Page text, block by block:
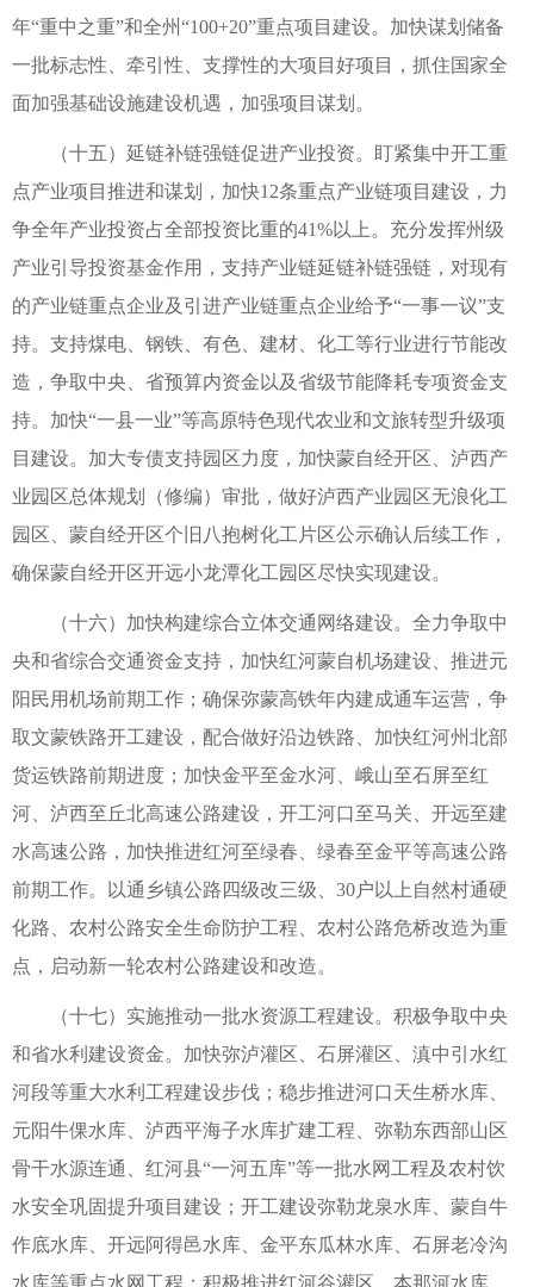
年“重中之重”和全州“100+20”重点项目建设。加快谋划储备
一批标志性、牵引性、支撑性的大项目好项目，抓住国家全
面加强基础设施建设机遇，加强项目谋划。
（十五）延链补链强链促进产业投资。盯紧集中开工重
点产业项目推进和谋划，加快12条重点产业链项目建设，力
争全年产业投资占全部投资比重的41%以上。充分发挥州级
产业引导投资基金作用，支持产业链延链补链强链，对现有
的产业链重点企业及引进产业链重点企业给予“一事一议”支
持。支持煤电、钢铁、有色、建材、化工等行业进行节能改
造，争取中央、省预算内资金以及省级节能降耗专项资金支
持。加快“一县一业”等高原特色现代农业和文旅转型升级项
目建设。加大专债支持园区力度，加快蒙自经开区、泸西产
业园区总体规划（修编）审批，做好泸西产业园区无浪化工
园区、蒙自经开区个旧八抱树化工片区公示确认后续工作，
确保蒙自经开区开远小龙潭化工园区尽快实现建设。
（十六）加快构建综合立体交通网络建设。全力争取中
央和省综合交通资金支持，加快红河蒙自机场建设、推进元
阳民用机场前期工作；确保弥蒙高铁年内建成通车运营，争
取文蒙铁路开工建设，配合做好沿边铁路、加快红河州北部
货运铁路前期进度；加快金平至金水河、峨山至石屏至红
河、泸西至丘北高速公路建设，开工河口至马关、开远至建
水高速公路，加快推进红河至绿春、绿春至金平等高速公路
前期工作。以通乡镇公路四级改三级、30户以上自然村通硬
化路、农村公路安全生命防护工程、农村公路危桥改造为重
点，启动新一轮农村公路建设和改造。
（十七）实施推动一批水资源工程建设。积极争取中央
和省水利建设资金。加快弥泸灌区、石屏灌区、滇中引水红
河段等重大水利工程建设步伐；稳步推进河口天生桥水库、
元阳牛倮水库、泸西平海子水库扩建工程、弥勒东西部山区
骨干水源连通、红河县“一河五库”等一批水网工程及农村饮
水安全巩固提升项目建设；开工建设弥勒龙泉水库、蒙自牛
作底水库、开远阿得邑水库、金平东瓜林水库、石屏老冷沟
水库等重点水网工程；积极推进红河谷灌区、本那河水库、